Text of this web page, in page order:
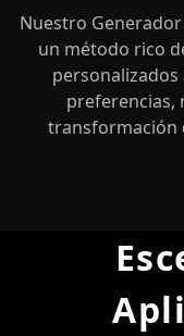
Nuestro
un método rico
personalizados
preferencias,
transformación